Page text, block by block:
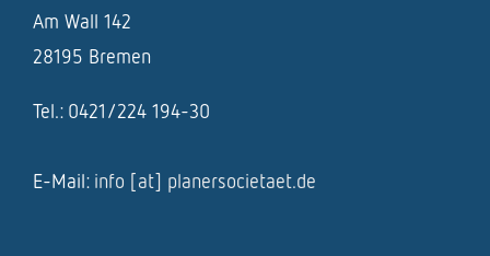
Am Wall 142
28195 Bremen
Tel.: 0421/224 194-30
E-Mail: info [at] planersocietaet.de